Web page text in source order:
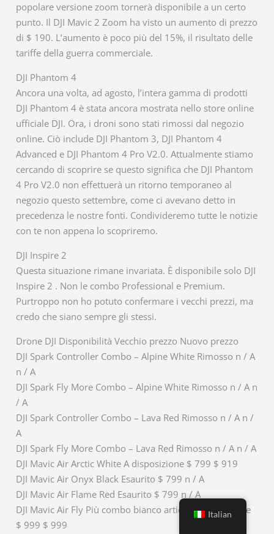
popolare versione zoom tornerà disponibile a un certo
punto. Il DJI Mavic 2 Zoom ha visto un aumento di prezzo
di $ 190. L’aumento è poco più del 15%, il risultato delle
tariffe della guerra commerciale.
DJI Phantom 4
Ancora una volta, ad agosto, l’intera gamma di prodotti
DJI Phantom 4 è stata ancora mostrata nello store online
ufficiale DJI. Ora, i droni sono stati rimossi dal negozio
online. Ciò include DJI Phantom 3, DJI Phantom 4
Advanced e DJI Phantom 4 Pro V2.0. Attualmente stiamo
cercando di scoprire se questo significa che DJI Phantom
4 Pro V2.0 non effettuerà un ritorno temporaneo al
negozio questo settembre, come ci avevano detto in
precedenza le nostre fonti. Condivideremo tutte le notizie
con te non appena lo scopriremo.
DJI Inspire 2
Questa situazione rimane invariata. È disponibile solo DJI
Inspire 2 . Non le combo Professional e Premium.
Purtroppo non ho potuto confermare i vecchi prezzi, ma
credo che siano sempre gli stessi.
Drone DJI Disponibilità Vecchio prezzo Nuovo prezzo
DJI Spark Controller Combo – Alpine White Rimosso n / A
n / A
DJI Spark Fly More Combo – Alpine White Rimosso n / A n
/ A
DJI Spark Controller Combo – Lava Red Rimosso n / A n /
A
DJI Spark Fly More Combo – Lava Red Rimosso n / A n / A
DJI Mavic Air Arctic White A disposizione $ 799 $ 919
DJI Mavic Air Onyx Black Esaurito $ 799 n / A
DJI Mavic Air Flame Red Esaurito $ 799 n / A
DJI Mavic Air Fly Più combo bianco artico A disposizione
$ 999 $ 999
Italian